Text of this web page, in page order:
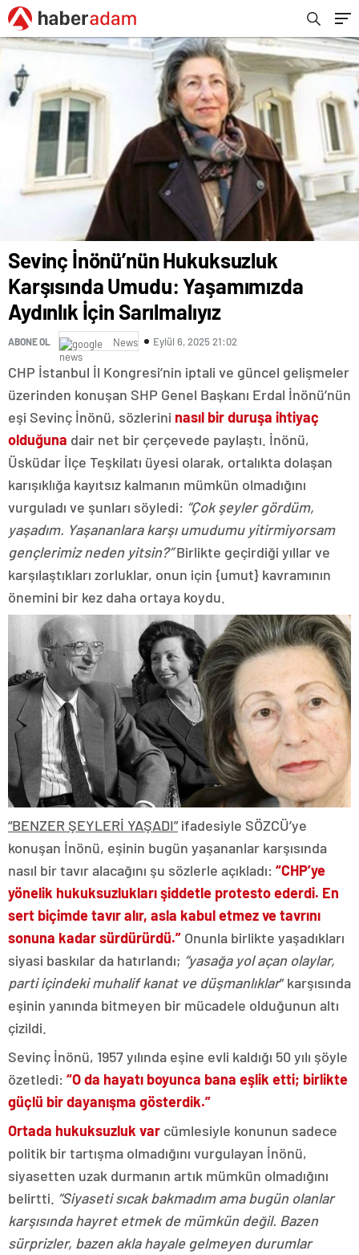
Sevinç İnönü’nün Hukuksuzluk
Karşısında Umudu: Yaşamımızda
Aydınlık İçin Sarılmalıyız
ABONE OL News Eylül 6, 2025 21:02
CHP İstanbul İl Kongresi’nin iptali ve güncel gelişmeler
üzerinden konuşan SHP Genel Başkanı Erdal İnönü’nün
eşi Sevinç İnönü, sözlerini nasıl bir duruşa ihtiyaç
olduğuna dair net bir çerçevede paylaştı. İnönü,
Üsküdar İlçe Teşkilatı üyesi olarak, ortalıkta dolaşan
karışıklığa kayıtsız kalmanın mümkün olmadığını
vurguladı ve şunları söyledi: “Çok şeyler gördüm,
yaşadım. Yaşananlara karşı umudumu yitirmiyorsam
gençlerimiz neden yitsin?”Birlikte geçirdiği yıllar ve
karşılaştıkları zorluklar, onun için {umut} kavramının
önemini bir kez daha ortaya koydu.
“BENZER ŞEYLERİ YAŞADI”ifadesiyle SÖZCÜ’ye
konuşan İnönü, eşinin bugün yaşananlar karşısında
nasıl bir tavır alacağını şu sözlerle açıkladı: “CHP’ye
yönelik hukuksuzlukları şiddetle protesto ederdi. En
sert biçimde tavır alır, asla kabul etmez ve tavrını
sonuna kadar sürdürürdü.” Onunla birlikte yaşadıkları
siyasi baskılar da hatırlandı; “yasağa yol açan olaylar,
parti içindeki muhalif kanat ve düşmanlıklar” karşısında
eşinin yanında bitmeyen bir mücadele olduğunun altı
çizildi.
Sevinç İnönü, 1957 yılında eşine evli kaldığı 50 yılı şöyle
özetledi: “O da hayatı boyunca bana eşlik etti; birlikte
güçlü bir dayanışma gösterdik.”
Ortada hukuksuzluk var cümlesiyle konunun sadece
politik bir tartışma olmadığını vurgulayan İnönü,
siyasetten uzak durmanın artık mümkün olmadığını
belirtti. “Siyaseti sıcak bakmadım ama bugün olanlar
karşısında hayret etmek de mümkün değil. Bazen
sürprizler, bazen akla hayale gelmeyen durumlar